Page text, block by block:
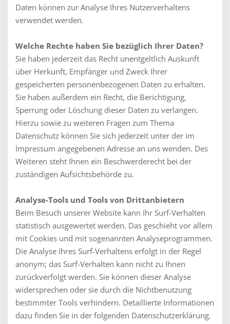
Daten können zur Analyse Ihres Nutzerverhaltens
verwendet werden.
Welche Rechte haben Sie bezüglich Ihrer Daten?
Sie haben jederzeit das Recht unentgeltlich Auskunft
über Herkunft, Empfänger und Zweck Ihrer
gespeicherten personenbezogenen Daten zu erhalten.
Sie haben außerdem ein Recht, die Berichtigung,
Sperrung oder Löschung dieser Daten zu verlangen.
Hierzu sowie zu weiteren Fragen zum Thema
Datenschutz können Sie sich jederzeit unter der im
Impressum angegebenen Adresse an uns wenden. Des
Weiteren steht Ihnen ein Beschwerderecht bei der
zuständigen Aufsichtsbehörde zu.
Analyse-Tools und Tools von Drittanbietern
Beim Besuch unserer Website kann Ihr Surf-Verhalten
statistisch ausgewertet werden. Das geschieht vor allem
mit Cookies und mit sogenannten Analyseprogrammen.
Die Analyse Ihres Surf-Verhaltens erfolgt in der Regel
anonym; das Surf-Verhalten kann nicht zu Ihnen
zurückverfolgt werden. Sie können dieser Analyse
widersprechen oder sie durch die Nichtbenutzung
bestimmter Tools verhindern. Detaillierte Informationen
dazu finden Sie in der folgenden Datenschutzerklärung.